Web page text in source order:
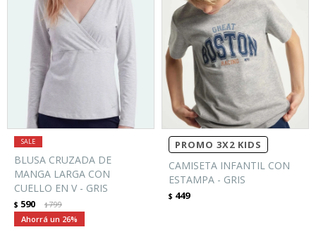
BLUSA CRUZADA DE
MANGA LARGA CON
CUELLO EN V - GRIS
$ 590 $799
26
PROMO 3X2 KIDS
CAMISETA INFANTIL CON
ESTAMPA - GRIS
$ 449